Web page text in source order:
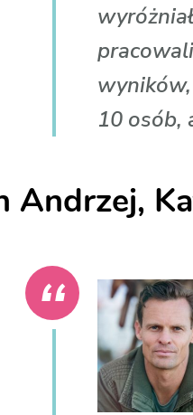
wyników,
10 osób,
Andrzej,